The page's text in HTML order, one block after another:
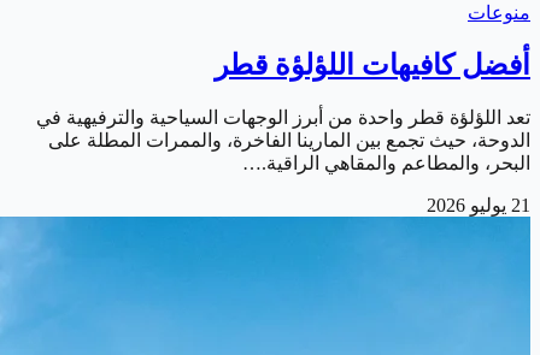
منوعات
أفضل كافيهات اللؤلؤة قطر
تعد اللؤلؤة قطر واحدة من أبرز الوجهات السياحية والترفيهية في
الدوحة، حيث تجمع بين المارينا الفاخرة، والممرات المطلة على
البحر، والمطاعم والمقاهي الراقية.…
21 يوليو 2026